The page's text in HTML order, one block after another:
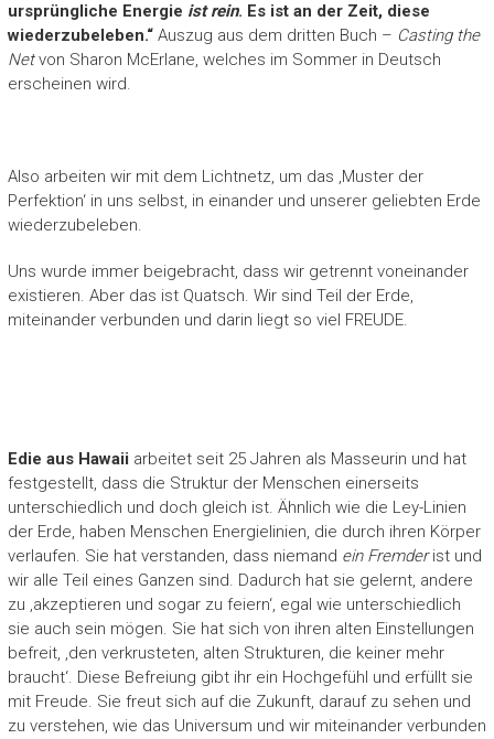
ursprüngliche Energie ist rein. Es ist an der Zeit, diese
wiederzubeleben.“ Auszug aus dem dritten Buch – Casting the
Netvon Sharon McErlane, welches im Sommer in Deutsch
erscheinen wird.
Also arbeiten wir mit dem Lichtnetz, um das ‚Muster der
Perfektion‘ in uns selbst, in einander und unserer geliebten Erde
wiederzubeleben.
Uns wurde immer beigebracht, dass wir getrennt voneinander
existieren. Aber das ist Quatsch. Wir sind Teil der Erde,
miteinander verbunden und darin liegt so viel FREUDE.
Edie aus Hawaii arbeitet seit 25 Jahren als Masseurin und hat
festgestellt, dass die Struktur der Menschen einerseits
unterschiedlich und doch gleich ist. Ähnlich wie die Ley-Linien
der Erde, haben Menschen Energielinien, die durch ihren Körper
verlaufen. Sie hat verstanden, dass niemand ein Fremderist und
wir alle Teil eines Ganzen sind. Dadurch hat sie gelernt, andere
zu ‚akzeptieren und sogar zu feiern‘, egal wie unterschiedlich
sie auch sein mögen. Sie hat sich von ihren alten Einstellungen
befreit, ‚den verkrusteten, alten Strukturen, die keiner mehr
braucht‘. Diese Befreiung gibt ihr ein Hochgefühl und erfüllt sie
mit Freude. Sie freut sich auf die Zukunft, darauf zu sehen und
zu verstehen, wie das Universum und wir miteinander verbunden